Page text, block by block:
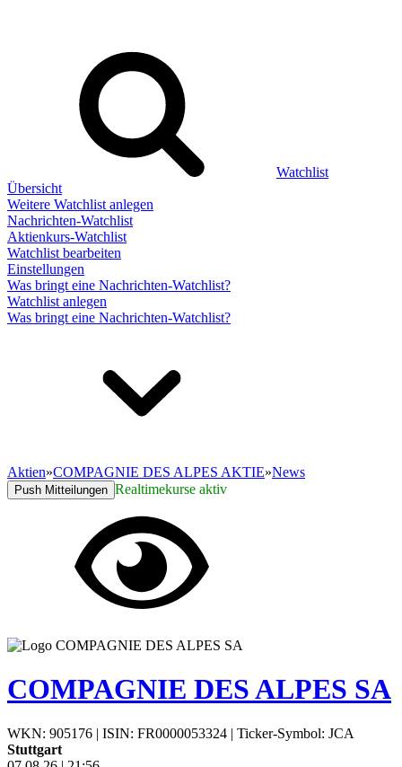
Watchlist
Übersicht
Weitere Watchlist anlegen
Nachrichten-Watchlist
Aktienkurs-Watchlist
Watchlist bearbeiten
Einstellungen
Was bringt eine Nachrichten-Watchlist?
Watchlist anlegen
Was bringt eine Nachrichten-Watchlist?
Aktien»COMPAGNIE DES ALPES AKTIE»News
Push Mitteilungen Realtimekurse aktiv
COMPAGNIE DES ALPES SA
WKN: 905176 | ISIN: FR0000053324 | Ticker-Symbol: JCA
Stuttgart